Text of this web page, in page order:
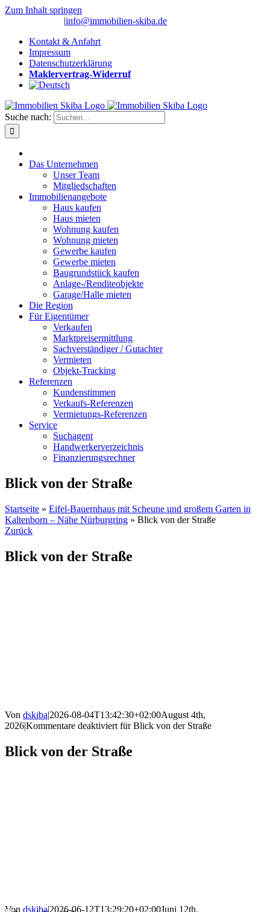
Zum Inhalt springen
|info@immobilien-skiba.de
Kontakt & Anfahrt
Impressum
Datenschutzerklärung
Maklervertrag-Widerruf
Suche nach:
Das Unternehmen
Unser Team
Mitgliedschaften
Immobilienangebote
Haus kaufen
Haus mieten
Wohnung kaufen
Wohnung mieten
Gewerbe kaufen
Gewerbe mieten
Baugrundstück kaufen
Anlage-/Renditeobjekte
Garage/Halle mieten
Die Region
Für Eigentümer
Verkaufen
Marktpreisermittlung
Sachverständiger / Gutachter
Vermieten
Objekt-Tracking
Referenzen
Kundenstimmen
Verkaufs-Referenzen
Vermietungs-Referenzen
Service
Suchagent
Handwerkerverzeichnis
Finanzierungsrechner
Blick von der Straße
Startseite » Eifel-Bauernhaus mit Scheune und großem Garten in
Kaltenborn – Nähe Nürburgring » Blick von der Straße
Zurück
Blick von der Straße
Von dskiba|2026-08-04T13:42:30+02:00August 4th,
2026|Kommentare deaktiviert für Blick von der Straße
Blick von der Straße
Von dskiba|2026-06-12T13:29:20+02:00Juni 12th,